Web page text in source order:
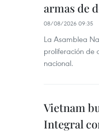
armas de
08/08/2026 09:35
La Asamblea
proliferación de
nacional.
Vietnam
Integral